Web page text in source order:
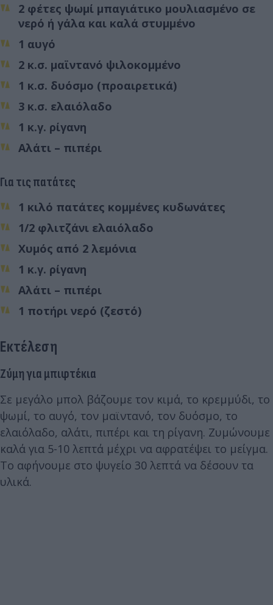
2 φέτες ψωμί μπαγιάτικο μουλιασμένο σε
νερό ή γάλα και καλά στυμμένο
1 αυγό
2 κ.σ. μαϊντανό ψιλοκομμένο
1 κ.σ. δυόσμο (προαιρετικά)
3 κ.σ. ελαιόλαδο
1 κ.γ. ρίγανη
Αλάτι – πιπέρι
Για τις πατάτες
1 κιλό πατάτες κομμένες κυδωνάτες
1/2 φλιτζάνι ελαιόλαδο
Χυμός από 2 λεμόνια
1 κ.γ. ρίγανη
Αλάτι – πιπέρι
1 ποτήρι νερό (ζεστό)
Εκτέλεση
Ζύμη για μπιφτέκια
Σε μεγάλο μπολ βάζουμε τον κιμά, το κρεμμύδι, το
ψωμί, το αυγό, τον μαϊντανό, τον δυόσμο, το
ελαιόλαδο, αλάτι, πιπέρι και τη ρίγανη. Ζυμώνουμε
καλά για 5-10 λεπτά μέχρι να αφρατέψει το μείγμα.
Το αφήνουμε στο ψυγείο 30 λεπτά να δέσουν τα
υλικά.